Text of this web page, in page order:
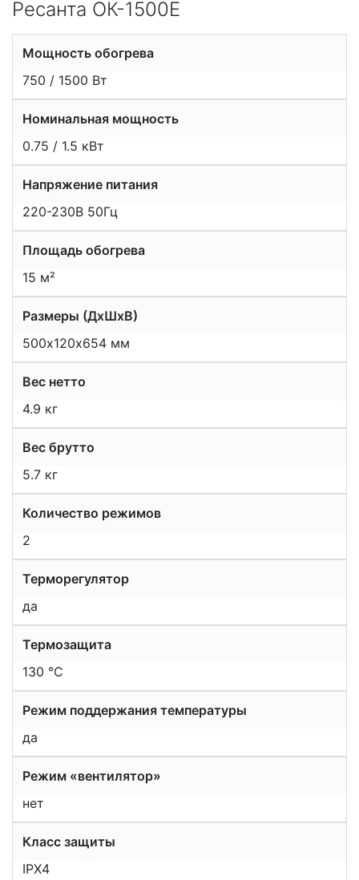
Ресанта ОК-1500Е
Мощность обогрева
750 / 1500 Вт
Номинальная мощность
0.75 / 1.5 кВт
Напряжение питания
220-230В 50Гц
Площадь обогрева
15 м²
Размеры (ДхШхВ)
500х120х654 мм
Вес нетто
4.9 кг
Вес брутто
5.7 кг
Количество режимов
2
Терморегулятор
да
Термозащита
130 °C
Режим поддержания температуры
да
Режим «вентилятор»
нет
Класс защиты
IPX4